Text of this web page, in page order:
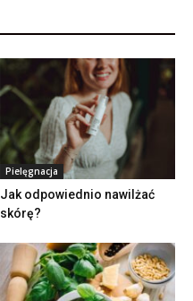
Pielęgnacja
Jak odpowiednio nawilżać
skórę?